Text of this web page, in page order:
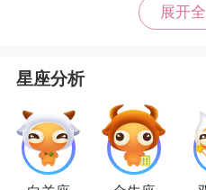
水瓶和射手虽然终其
瓶追求的是自身精神的
约束，一生都对新鲜事
展开
星座分析